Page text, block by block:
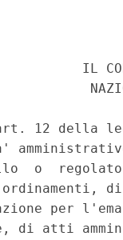
IL
12 della
o
per
di atti